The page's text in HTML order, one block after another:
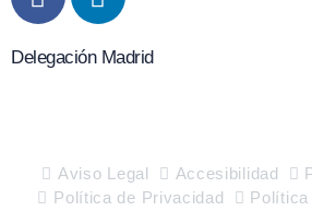
Delegación Madrid
Aviso Legal Accesibilidad
Política de Privacidad
Política